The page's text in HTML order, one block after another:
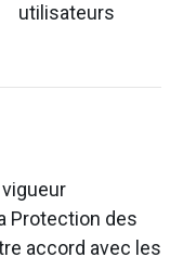
utilisateurs
Protection des
accord avec les